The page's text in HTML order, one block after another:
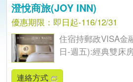
澄悅商旅(JOY INN)
優惠期限：即日起-116/12/31
住宿持郵政VISA金
日-週五):經典雙床
連絡方式